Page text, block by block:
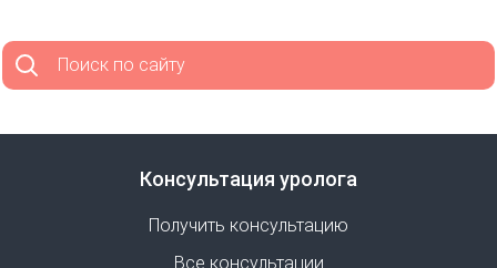
Поиск по сайту
Консультация уролога
Получить консультацию
Все консультации